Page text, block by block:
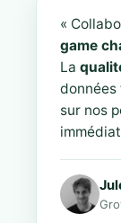
«
game
La
sur nos